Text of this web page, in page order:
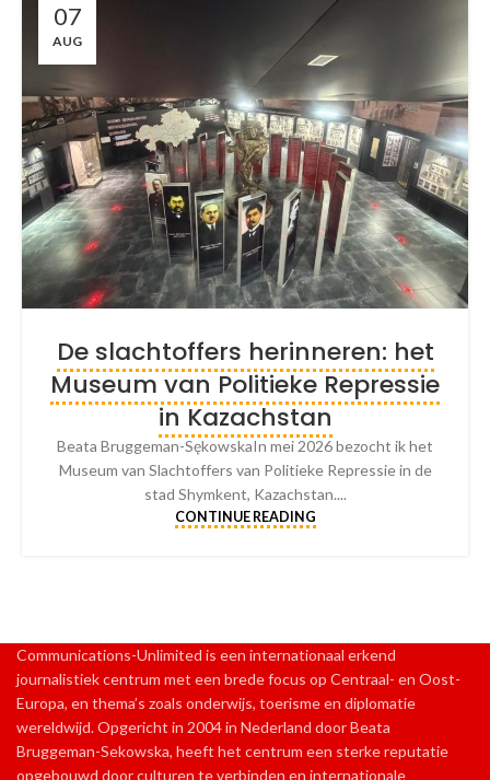
07
AUG
De slachtoffers herinneren: het
Museum van Politieke Repressie
in Kazachstan
Beata Bruggeman-SękowskaIn mei 2026 bezocht ik het
Museum van Slachtoffers van Politieke Repressie in de
stad Shymkent, Kazachstan....
CONTINUE READING
Communications-Unlimited is een internationaal erkend
journalistiek centrum met een brede focus op Centraal- en Oost-
Europa, en thema’s zoals onderwijs, toerisme en diplomatie
wereldwijd. Opgericht in 2004 in Nederland door Beata
Bruggeman-Sekowska, heeft het centrum een sterke reputatie
opgebouwd door culturen te verbinden en internationale